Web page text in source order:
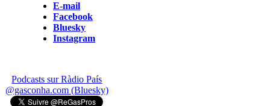
E-mail
Facebook
Bluesky
Instagram
Podcasts sur Ràdio País
@gasconha.com (Bluesky)